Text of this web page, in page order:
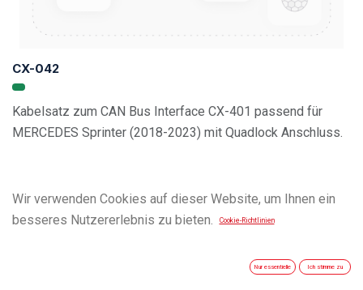
CX-042
Kabelsatz zum CAN Bus Interface CX-401 passend für
MERCEDES Sprinter (2018-2023) mit Quadlock Anschluss.
Vehicle Compatibility List
Wir verwenden Cookies auf dieser Website, um Ihnen ein
besseres Nutzererlebnis zu bieten.
Cookie-Richtlinien
Nur essentielle Ich stimme zu